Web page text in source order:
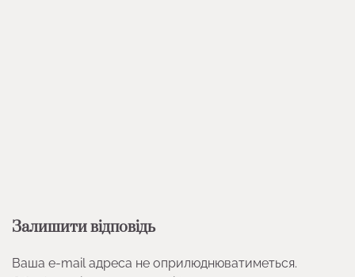
Залишити відповідь
Ваша e-mail адреса не оприлюднюватиметься.